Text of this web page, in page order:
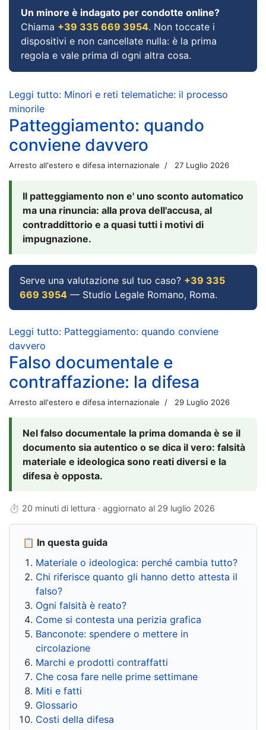
Un minore è indagato per condotte online?
Chiama +39 335 669 3954. Non toccate i
dispositivi e non cancellate nulla: è la prima
regola e vale prima di ogni altra cosa.
Leggi tutto: Minori e reti telematiche: il processo
minorile
Patteggiamento: quando
conviene davvero
Arresto all'estero e difesa internazionale 27 Luglio 2026
Il patteggiamento non e' uno sconto automatico
ma una rinuncia: alla prova dell'accusa, al
contraddittorio e a quasi tutti i motivi di
impugnazione.
Serve una valutazione sul tuo caso? +39 335
669 3954 — Studio Legale Romano, Roma.
Leggi tutto: Patteggiamento: quando conviene
davvero
Falso documentale e
contraffazione: la difesa
Arresto all'estero e difesa internazionale 29 Luglio 2026
Nel falso documentale la prima domanda è se il
documento sia autentico o se dica il vero: falsità
materiale e ideologica sono reati diversi e la
difesa è opposta.
⏱ 20 minuti di lettura · aggiornato al 29 luglio 2026
📋 In questa guida
Materiale o ideologica: perché cambia tutto?
Chi riferisce quanto gli hanno detto attesta il
falso?
Ogni falsità è reato?
Come si contesta una perizia grafica
Banconote: spendere o mettere in
circolazione
Marchi e prodotti contraffatti
Che cosa fare nelle prime settimane
Miti e fatti
Glossario
Costi della difesa